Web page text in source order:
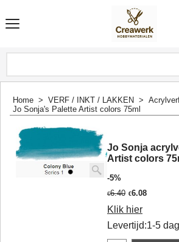
Home > VERF / INKT / LAKKEN >
Jo Sonja's Palette Artist colors 75ml
Jo Sonja
Artist colors
-5%
€6.40 €6.08
Klik hier
Levertijd:1-5